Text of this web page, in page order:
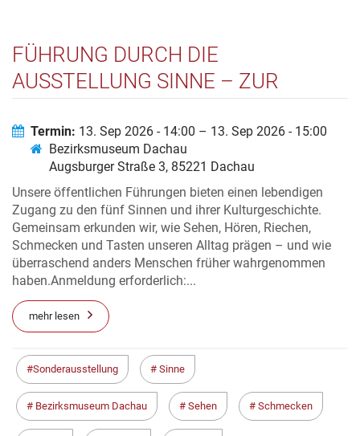
FÜHRUNG DURCH DIE
AUSSTELLUNG SINNE – ZUR
WAHRNEHMUNG
Termin: 13. Sep 2026 - 14:00 – 13. Sep 2026 - 15:00
Bezirksmuseum Dachau
Augsburger Straße 3, 85221 Dachau
Unsere öffentlichen Führungen bieten einen lebendigen
Zugang zu den fünf Sinnen und ihrer Kulturgeschichte.
Gemeinsam erkunden wir, wie Sehen, Hören, Riechen,
Schmecken und Tasten unseren Alltag prägen – und wie
überraschend anders Menschen früher wahrgenommen
haben.Anmeldung erforderlich:...
mehr lesen
Sonderausstellung Sinne
Bezirksmuseum Dachau Sehen Schmecken